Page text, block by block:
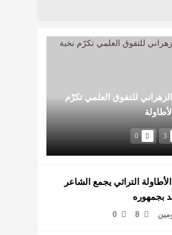
للتفوق العلمي تكرّم
3
0
التراثي يجمع الشاعر
بجمهوره
8
0